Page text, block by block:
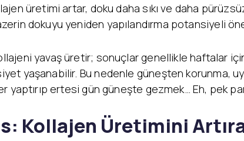
üretimi artar, doku daha sıkı ve daha
dokuyu yeniden yapılandırma potansiyeli
yavaş üretir; sonuçlar genellikle haftalar
yaşanabilir. Bu nedenle güneşten korunma,
yaptırıp ertesi gün güneşte gezmek… Eh, pek
Kollajen Üretimini